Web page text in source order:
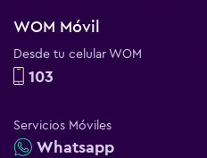
WOM Móvil
Desde tu celular WOM
103
Servicios Móviles
Whatsapp